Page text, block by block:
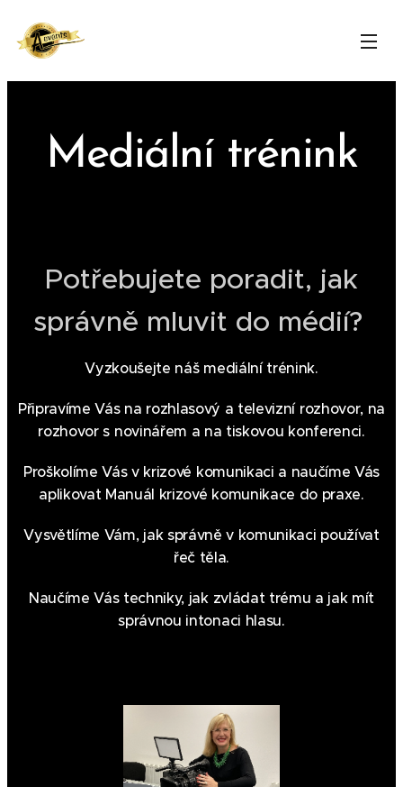
Mediální trénink
Potřebujete poradit, jak
správně mluvit do médií?
Vyzkoušejte náš mediální trénink.
Připravíme Vás na rozhlasový a televizní rozhovor, na
rozhovor s novinářem a na tiskovou konferenci.
Proškolíme Vás v krizové komunikaci a naučíme Vás
aplikovat Manuál krizové komunikace do praxe.
Vysvětlíme Vám, jak správně v komunikaci používat
řeč těla.
Naučíme Vás techniky, jak zvládat trému a jak mít
správnou intonaci hlasu.